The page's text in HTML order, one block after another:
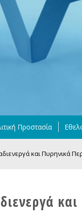
Προστασία
και Πυρηνικά